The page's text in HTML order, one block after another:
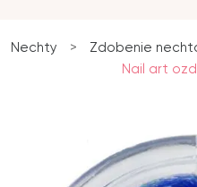
Nechty > Zdobenie
Nail art